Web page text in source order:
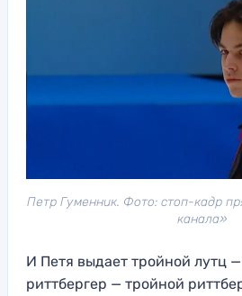
Петр Гуменник. Фото: стоп-кадр
канала»
И Петя выдает тройной лутц
риттбергер — тройной